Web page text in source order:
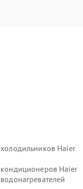
Haier
Haier